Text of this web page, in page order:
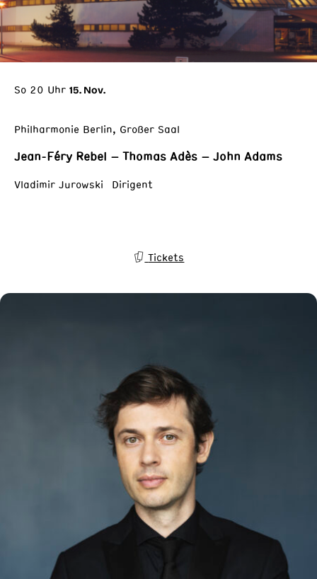
So 20 Uhr 15. Nov.
Philharmonie Berlin, Großer Saal
Jean-Féry Rebel – Thomas Adès – John Adams
Vladimir Jurowski Dirigent
Tickets